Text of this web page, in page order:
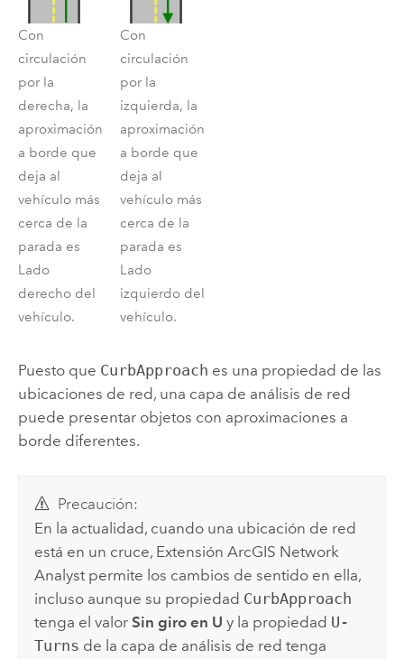
Con
circulación
por la
derecha, la
aproximación
a borde que
deja al
vehículo más
cerca de la
parada es
Lado
derecho del
vehículo.
Con
circulación
por la
izquierda, la
aproximación
a borde que
deja al
vehículo más
cerca de la
parada es
Lado
izquierdo del
vehículo.
Puesto que CurbApproach es una propiedad de las
ubicaciones de red, una capa de análisis de red
puede presentar objetos con aproximaciones a
borde diferentes.
Precaución:
En la actualidad, cuando una ubicación de red
está en un cruce, Extensión ArcGIS Network
Analyst permite los cambios de sentido en ella,
incluso aunque su propiedad CurbApproach
tenga el valorSin giro en U y la propiedad U-
Turns de la capa de análisis de red tenga